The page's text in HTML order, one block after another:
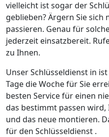
vielleicht ist sogar der
geblieben? Ärgern Sie sich
passieren. Genau für
jederzeit einsatzbereit.
zu Ihnen.
Unser Schlüsseldienst in
Tage die Woche für Sie
besten Service für einen
das bestimmt passen
und das neue montieren.
für den Schlüsseldienst .